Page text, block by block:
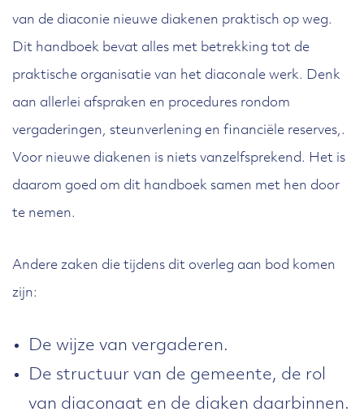
van de diaconie nieuwe diakenen praktisch op weg.
Dit handboek bevat alles met betrekking tot de
praktische organisatie van het diaconale werk. Denk
aan allerlei afspraken en procedures rondom
vergaderingen, steunverlening en financiële reserves,.
Voor nieuwe diakenen is niets vanzelfsprekend. Het is
daarom goed om dit handboek samen met hen door
te nemen.
Andere zaken die tijdens dit overleg aan bod komen
zijn:
De wijze van vergaderen.
De structuur van de gemeente, de rol
van diaconaat en de diaken daarbinnen.